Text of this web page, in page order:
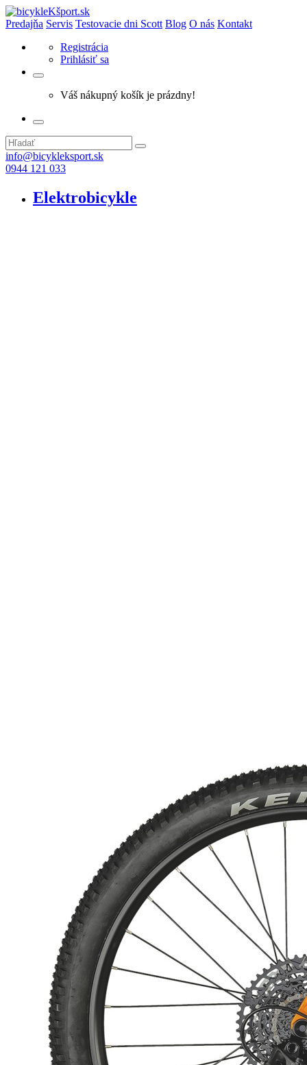
Predajňa Servis Testovacie dni Scott Blog O nás Kontakt
Registrácia
Prihlásiť sa
Váš nákupný košík je prázdny!
info@bicykleksport.sk
0944 121 033
Elektrobicykle